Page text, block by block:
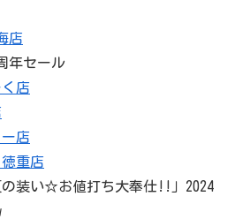
店
年セール
店
店
重店
の装い☆お値打ち大奉仕!!」2024